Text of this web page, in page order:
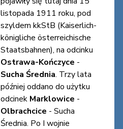
listopada 1911 roku, pod
szyldem kkStB (Kaiserlich-
königliche österreichische
Staatsbahnen), na odcinku
Ostrawa-Kończyce -
Sucha Średnia. Trzy lata
później oddano do użytku
odcinek Marklowice -
Olbrachcice - Sucha
Średnia. Po I wojnie